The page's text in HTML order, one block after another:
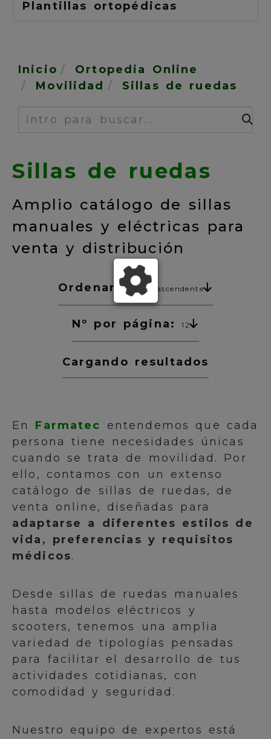
Plantillas ortopédicas
Inicio
Ortopedia Online
Movilidad
Sillas de ruedas
Buscar
Sillas de ruedas
Amplio catálogo de sillas
manuales y eléctricas para
venta y distribución
Ordenar:Precio ascendente
Nº por página: 12
Cargando resultados
En Farmatec
entendemos que cada
persona tiene necesidades únicas
cuando se trata de movilidad. Por
ello, contamos con un extenso
catálogo de sillas de ruedas, de
venta online, diseñadas para
adaptarse a diferentes estilos de
vida, preferencias y requisitos
médicos.
Desde sillas de ruedas manuales
hasta modelos eléctricos y
scooters, tenemos una amplia
variedad de tipologías pensadas
para facilitar el desarrollo de tus
actividades cotidianas, con
comodidad y seguridad.
Nuestro equipo de expertos está